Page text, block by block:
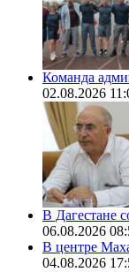
Команда
02.08.2026
В Дагестане
06.08.2026
В центре
04.08.2026